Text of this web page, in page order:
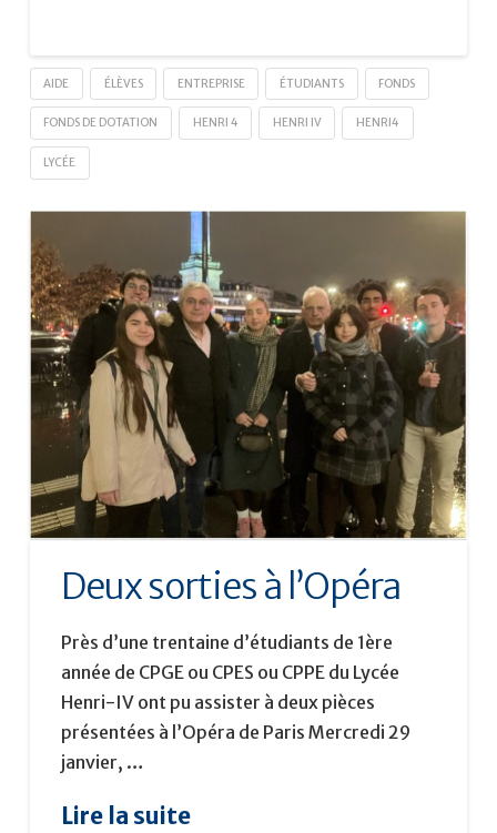
AIDE ÉLÈVES ENTREPRISE ÉTUDIANTS FONDS
FONDS DE DOTATION HENRI 4 HENRI IV HENRI4
LYCÉE
Deux sorties à l’Opéra
Près d’une trentaine d’étudiants de 1ère
année de CPGE ou CPES ou CPPE du Lycée
Henri-IV ont pu assister à deux pièces
présentées à l’Opéra de Paris Mercredi 29
janvier, …
Lire la suite